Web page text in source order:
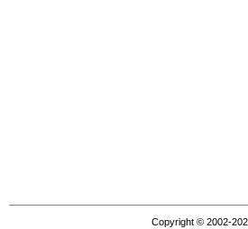
Copyright © 2002-